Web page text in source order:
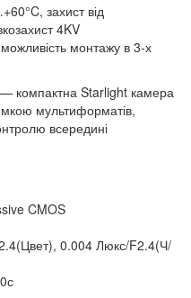
захист від
4KV
монтажу в 3-х
— компактна Starlight камера
мультиформатів,
всередині
CMOS
0.004 Люкс/F2.4(Ч/